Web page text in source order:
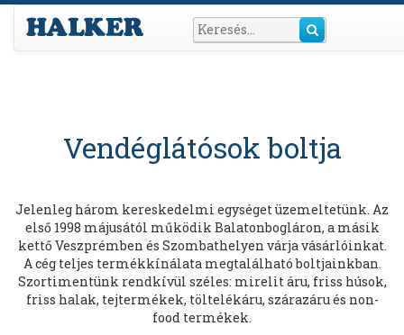
Vendéglátósok boltja
Jelenleg három kereskedelmi egységet üzemeltetünk. Az
első 1998 májusától működik Balatonbogláron, a másik
kettő Veszprémben és Szombathelyen várja vásárlóinkat.
A cég teljes termékkínálata megtalálható boltjainkban.
Szortimentünk rendkívül széles: mirelit áru, friss húsok,
friss halak, tejtermékek, töltelékáru, szárazáru és non-
food termékek.